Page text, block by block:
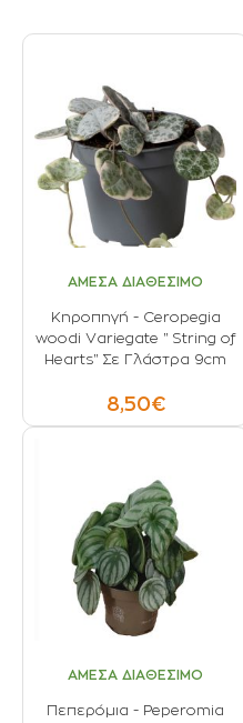
ΑΜΕΣΑ ΔΙΑΘΕΣΙΜΟ
Κηροπηγή - Ceropegia
woodi Variegate " String of
Hearts" Σε Γλάστρα 9cm
8,50€
ΑΜΕΣΑ ΔΙΑΘΕΣΙΜΟ
Πεπερόμια - Peperomia